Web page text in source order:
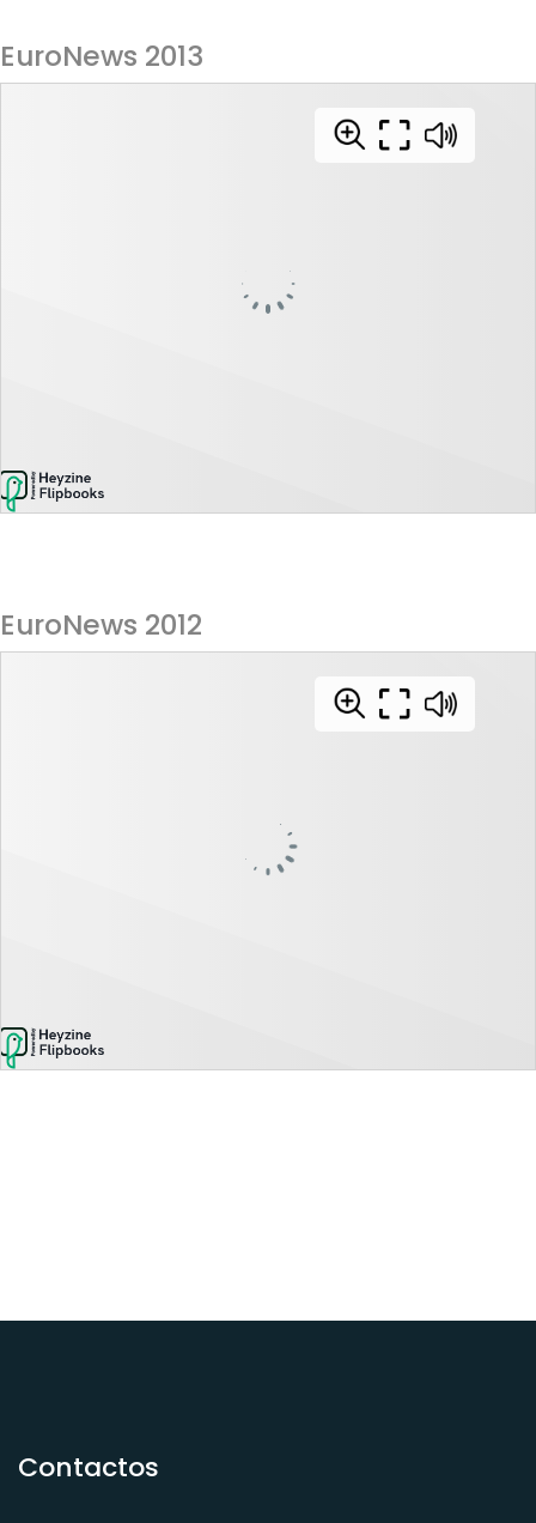
EuroNews 2013
EuroNews 2012
Contactos